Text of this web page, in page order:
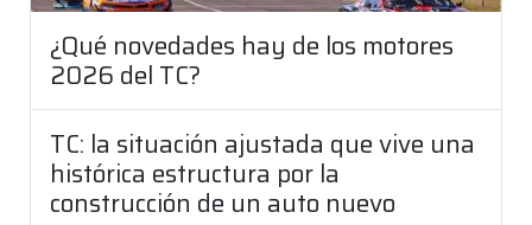
¿Qué novedades hay de los motores
2026 del TC?
TC: la situación ajustada que vive una
histórica estructura por la
construcción de un auto nuevo